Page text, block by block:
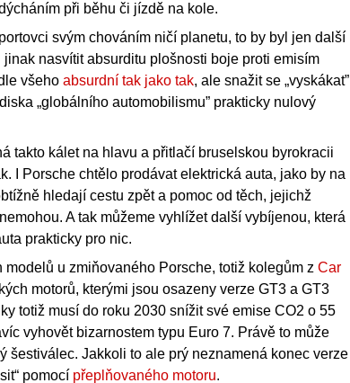
při běhu či jízdě na kole.
svým chováním ničí planetu, to by byl jen další
nasvítit absurditu plošnosti boje proti emisím
všeho absurdní tak jako tak, ale snažit se „vyskákat”
„globálního automobilismu” prakticky nulový
takto kálet na hlavu a přitlačí bruselskou byrokracii
I Porsche chtělo prodávat elektrická auta, jako by na
hledají cestu zpět a pomoc od těch, jejichž
A tak můžeme vyhlížet další vybíjenou, která
prakticky pro nic.
u zmiňovaného Porsche, totiž kolegům z Car
motorů, kterými jsou osazeny verze GT3 a GT3
totiž musí do roku 2030 snížit své emise CO2 o 55
vyhovět bizarnostem typu Euro 7. Právě to může
šestiválec. Jakkoli to ale prý neznamená konec verze
pomocí přeplňovaného motoru.